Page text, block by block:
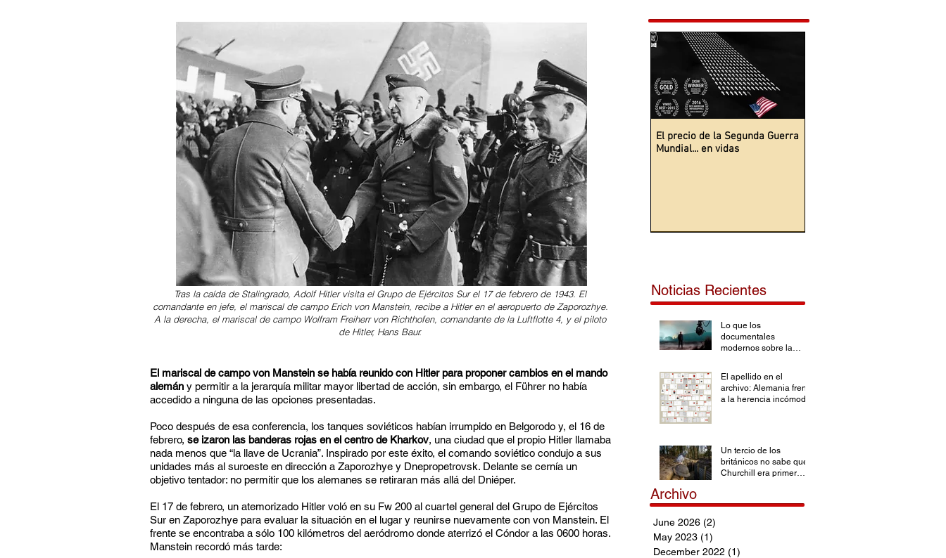
Tras la caída de Stalingrado, Adolf Hitler visita el Grupo de Ejércitos Sur el 17 de febrero de 1943. El
comandante en jefe, el mariscal de campo Erich von Manstein, recibe a Hitler en el aeropuerto de Zaporozhye.
A la derecha, el mariscal de campo Wolfram Freiherr von Richthofen, comandante de la Luftflotte 4, y el piloto
de Hitler, Hans Baur.
El mariscal de campo von Manstein se había reunido con Hitler para proponer cambios en el mando
alemán y permitir a la jerarquía militar mayor libertad de acción, sin embargo, el Führer no había
accedido a ninguna de las opciones presentadas.
Poco después de esa conferencia, los tanques soviéticos habían irrumpido en Belgorodo y, el 16 de
febrero, se izaron las banderas rojas en el centro de Kharkov, una ciudad que el propio Hitler llamaba
nada menos que “la llave de Ucrania”. Inspirado por este éxito, el comando soviético condujo a sus
unidades más al suroeste en dirección a Zaporozhye y Dnepropetrovsk. Delante se cernía un
objetivo tentador: no permitir que los alemanes se retiraran más allá del Dniéper.
El 17 de febrero, un atemorizado Hitler voló en su Fw 200 al cuartel general del Grupo de Ejércitos
Sur en Zaporozhye para evaluar la situación en el lugar y reunirse nuevamente con von Manstein. El
frente se encontraba a sólo 100 kilómetros del aeródromo donde aterrizó el Cóndor a las 0600 horas.
Manstein recordó más tarde:
El precio de la Segunda Guerra
Mundial... en vidas
Noticias Recientes
Lo que los
documentales
modernos sobre la
El apellido en el
archivo: Alemania frente
a la herencia incómoda
Un tercio de los
británicos no sabe que
Churchill era primer
Archivo
June 2026 (2)
May 2023 (1)
December 2022 (1)